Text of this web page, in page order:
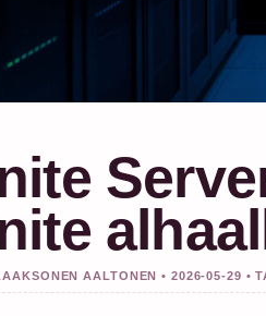
AALTONEN • 2026-05-29 •